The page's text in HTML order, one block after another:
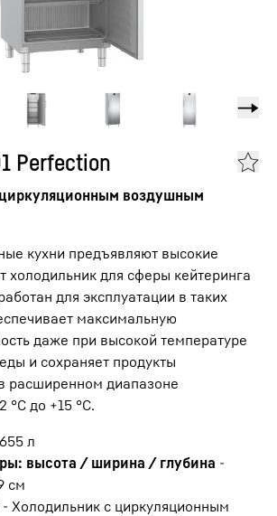
Perfection
воздушным
кухни предъявляют высокие
холодильник для сферы кейтеринга
для эксплуатации в таких
максимальную
даже при высокой температуре
и сохраняет продукты
расширенном диапазоне
°C до +15 °C.
655 л
высота / ширина / глубина -
см
- Холодильник с циркуляционным